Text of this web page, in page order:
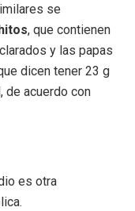
se
, que contienen
y las papas
dicen tener 23 g
de acuerdo con
es otra